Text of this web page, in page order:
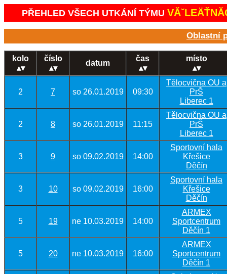
PŘEHLED VŠECH UTKÁNÍ TÝMU
Oblastní
kolo číslo
datum
čas místo
2 7 so 26.01.2019 09:30
Tělocvična OU a
PrŠ
Liberec 1
2 8 so 26.01.2019 11:15
Tělocvična OU a
PrŠ
Liberec 1
3 9 so 09.02.2019 14:00
Sportovní hala
Křešice
Děčín
3 10 so 09.02.2019 16:00
Sportovní hala
Křešice
Děčín
5 19 ne 10.03.2019 14:00
ARMEX
Sportcentrum
Děčín 1
5 20 ne 10.03.2019 16:00
ARMEX
Sportcentrum
Děčín 1